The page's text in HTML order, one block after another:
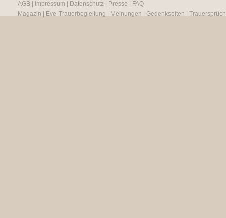
AGB
Impressum Datenschutz Presse
FAQ
Magazin
Eve-Trauerbegleitung Meinungen Gedenkseiten